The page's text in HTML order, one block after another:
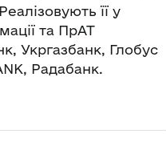
її у
та ПрАТ
Укргазбанк, Глобус
Радабанк.